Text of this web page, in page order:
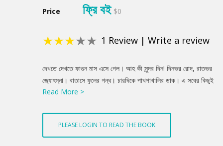
Price ফ্রি বই $0
★★★★★ 1 Review | Write a review
Summery
দেখতে দেখতে ফাগুন মাস এসে গেল। আহ কী সুন্দর দিন! দিনভর রোদ, রাতভর
জ্যোৎস্না। বাতাসে ফুলের গন্ধ। চারদিকে পাখপাখালির ডাক। এ সবের কিছুই
ভাল লাগে না টুনির। মাঝ রাতের দিকে রোজ ঘুম ভেঙে যায় টুনির। হঠাৎ করে।
প্রশ্বাসের শব্দ পাওয়া যায়। ঘরের ভেতর নিবুনিবু হারিকেনের ম্লান আলোটা
একচোখ ভূতের মতন জ্বলে। বাইরের গাছপালায় মৃদু বাতাসের চলাচল। টিনের
চালের পাতা ঝরার শব্দ। একটু একটু শীত করে টুনির। একটু একটু ভয়। মার
Read More >
PLEASE LOGIN TO READ THE BOOK